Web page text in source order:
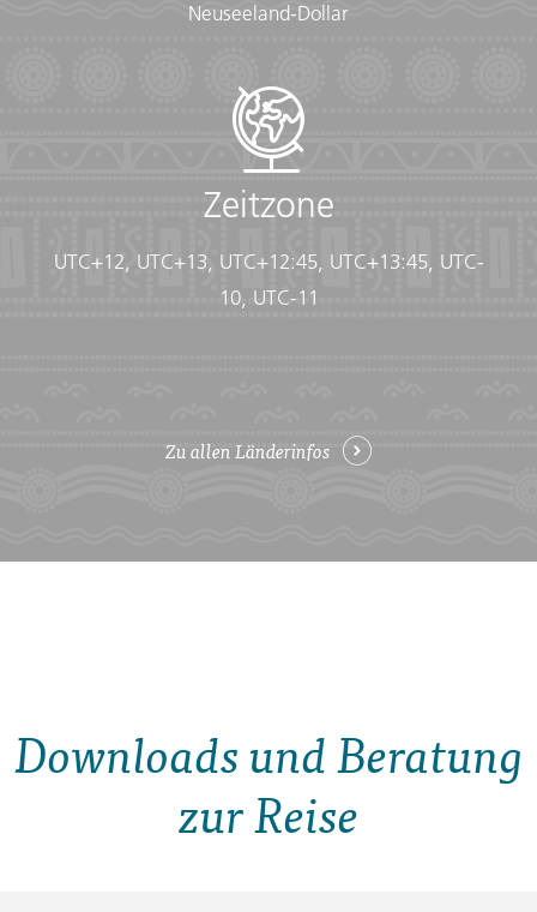
Neuseeland-Dollar
Zeitzone
UTC+12, UTC+13, UTC+12:45, UTC+13:45, UTC-
10, UTC-11
Zu allen Länderinfos
Downloads und Beratung
zur Reise